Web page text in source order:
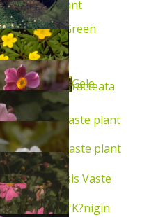
Vaste plant
nemorosa 'Green
nemorosa
nemorosa 'Bracteata
nemorosa Vaste plant
Gele
Vaste plant
hupehensis Vaste
x hybrida 'K?nigin